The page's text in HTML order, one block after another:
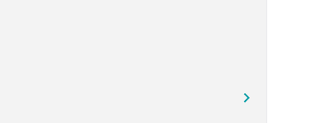
chevron_right